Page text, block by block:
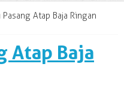
Atap Baja Ringan
Atap Baja